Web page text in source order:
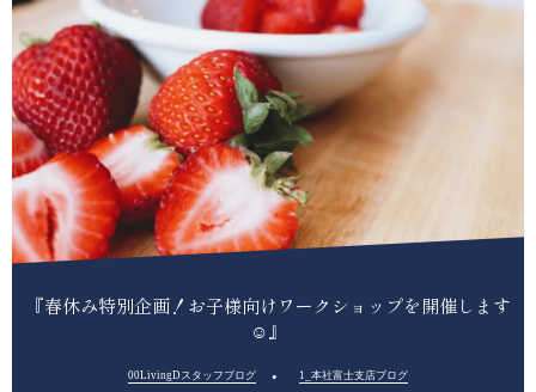
『春休み特別企画！お子様向けワークショップを開催します
☺』
00LivingDスタッフブログ 1_本社富士支店ブログ